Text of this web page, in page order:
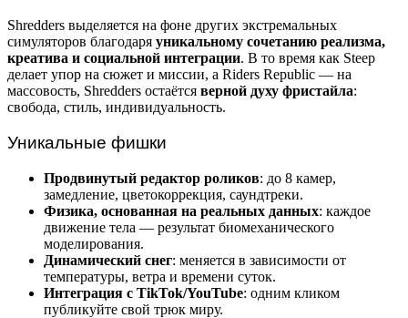
Shredders выделяется на фоне других экстремальных
симуляторов благодаря уникальному сочетанию реализма,
креатива и социальной интеграции. В то время как Steep
делает упор на сюжет и миссии, а Riders Republic — на
массовость, Shredders остаётся верной духу фристайла:
свобода, стиль, индивидуальность.
Уникальные фишки
Продвинутый редактор роликов: до 8 камер,
замедление, цветокоррекция, саундтреки.
Физика, основанная на реальных данных: каждое
движение тела — результат биомеханического
моделирования.
Динамический снег: меняется в зависимости от
температуры, ветра и времени суток.
Интеграция с TikTok/YouTube: одним кликом
публикуйте свой трюк миру.